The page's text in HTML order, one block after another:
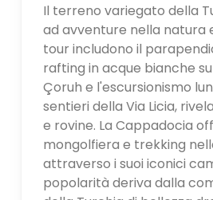
Il terreno variegato della
ad avventure nella natura
tour includono il
rafting in acque bianche
Çoruh e l'escursionismo
sentieri della Via Licia,
e rovine. La Cappadocia
mongolfiera e trekking
attraverso i suoi iconici
popolarità deriva dalla